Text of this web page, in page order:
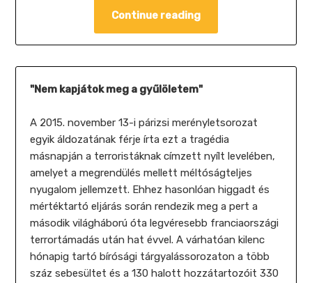
Continue reading
"Nem kapjátok meg a gyűlöletem"
A 2015. november 13-i párizsi merényletsorozat
egyik áldozatának férje írta ezt a tragédia
másnapján a terroristáknak címzett nyílt levelében,
amelyet a megrendülés mellett méltóságteljes
nyugalom jellemzett. Ehhez hasonlóan higgadt és
mértéktartó eljárás során rendezik meg a pert a
második világháború óta legvéresebb franciaországi
terrortámadás után hat évvel. A várhatóan kilenc
hónapig tartó bírósági tárgyalássorozaton a több
száz sebesültet és a 130 halott hozzátartozóit 330